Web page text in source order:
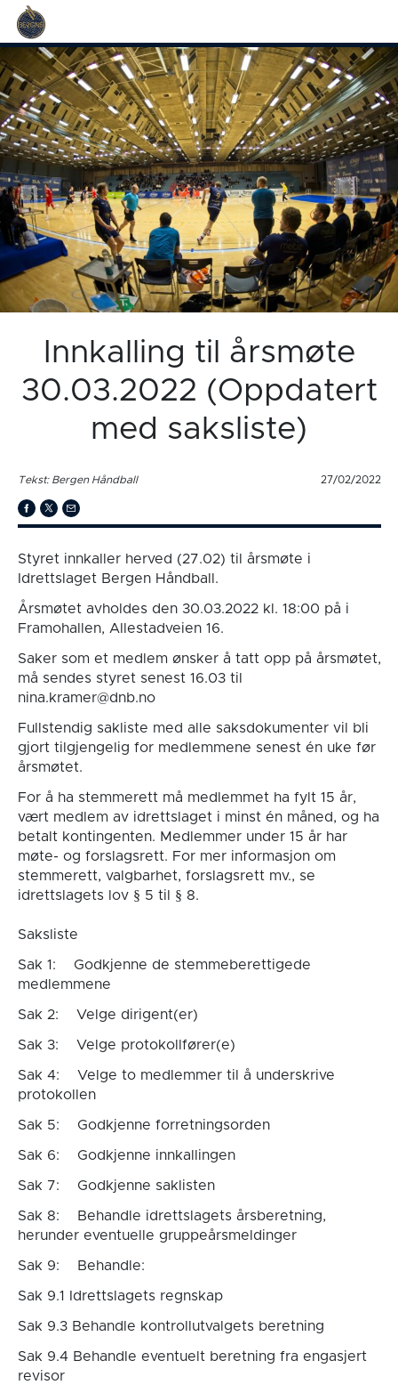
Innkalling til årsmøte
30.03.2022 (Oppdatert
med saksliste)
Tekst: Bergen Håndball 27/02/2022
Styret innkaller herved (27.02) til årsmøte i
Idrettslaget Bergen Håndball.
Årsmøtet avholdes den 30.03.2022 kl. 18:00 på i
Framohallen, Allestadveien 16.
Saker som et medlem ønsker å tatt opp på årsmøtet,
må sendes styret senest 16.03 til
nina.kramer@dnb.no
Fullstendig sakliste med alle saksdokumenter vil bli
gjort tilgjengelig for medlemmene senest én uke før
årsmøtet.
For å ha stemmerett må medlemmet ha fylt 15 år,
vært medlem av idrettslaget i minst én måned, og ha
betalt kontingenten. Medlemmer under 15 år har
møte- og forslagsrett. For mer informasjon om
stemmerett, valgbarhet, forslagsrett mv., se
idrettslagets lov § 5 til § 8.
Saksliste
Sak 1: Godkjenne de stemmeberettigede
medlemmene
Sak 2: Velge dirigent(er)
Sak 3: Velge protokollfører(e)
Sak 4: Velge to medlemmer til å underskrive
protokollen
Sak 5: Godkjenne forretningsorden
Sak 6: Godkjenne innkallingen
Sak 7: Godkjenne saklisten
Sak 8: Behandle idrettslagets årsberetning,
herunder eventuelle gruppeårsmeldinger
Sak 9: Behandle:
Sak 9.1 Idrettslagets regnskap
Sak 9.3 Behandle kontrollutvalgets beretning
Sak 9.4 Behandle eventuelt beretning fra engasjert
revisor